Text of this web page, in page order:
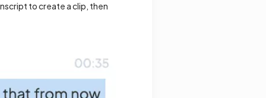
to create a clip, then